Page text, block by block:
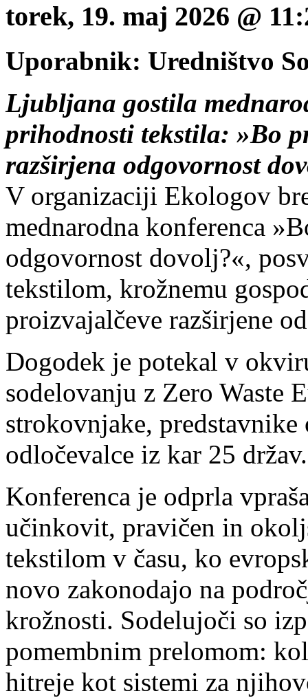
torek, 19. maj 2026 @
Uporabnik: Uredništvo
Ljubljana gostila
prihodnosti tekstila: »Bo
razširjena odgovornost
V organizaciji Ekologov
mednarodna konferenca
odgovornost dovolj?«,
tekstilom, krožnemu
proizvajalčeve razširjene
Dogodek je potekal v
sodelovanju z Zero Waste
strokovnjake,
odločevalce iz kar 25 držav.
Konferenca je odprla
učinkovit, pravičen in
tekstilom v času, ko
novo zakonodajo na
krožnosti. Sodelujoči so
pomembnim prelomom:
hitreje kot sistemi za